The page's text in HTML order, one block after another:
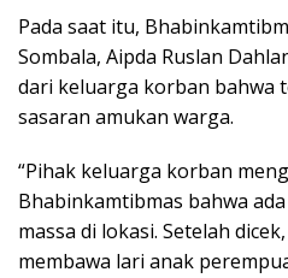
Pada saat itu,
Sombala, Aipda Ruslan
dari keluarga korban bahwa
sasaran amukan warga.
“Pihak keluarga korban
Bhabinkamtibmas bahwa
massa di lokasi. Setelah
membawa lari anak